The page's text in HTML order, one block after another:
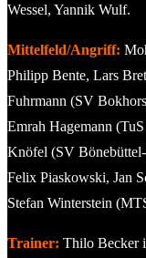
Wessel, Yannik Wulf.
Mittelfeld/Angriff:
Philipp Bente, Lars
Fuhrmann (SV
Emrah Hagemann
Knöfel (SV
Felix Piaskowski, Jan
Stefan Winterstein
Trainer: Thilo Becker